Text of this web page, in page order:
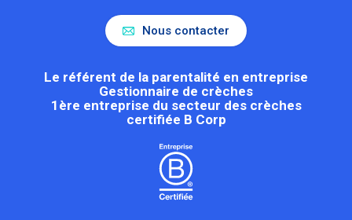
Nous contacter
Le référent de la parentalité en entreprise
Gestionnaire de crèches
1ère entreprise du secteur des crèches
certifiée B Corp